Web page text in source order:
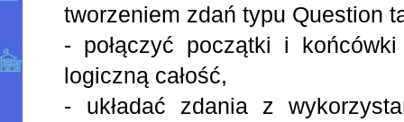
tworzeniem zdań typu Question
- połączyć początki i
logiczną całość,
- układać zdania z